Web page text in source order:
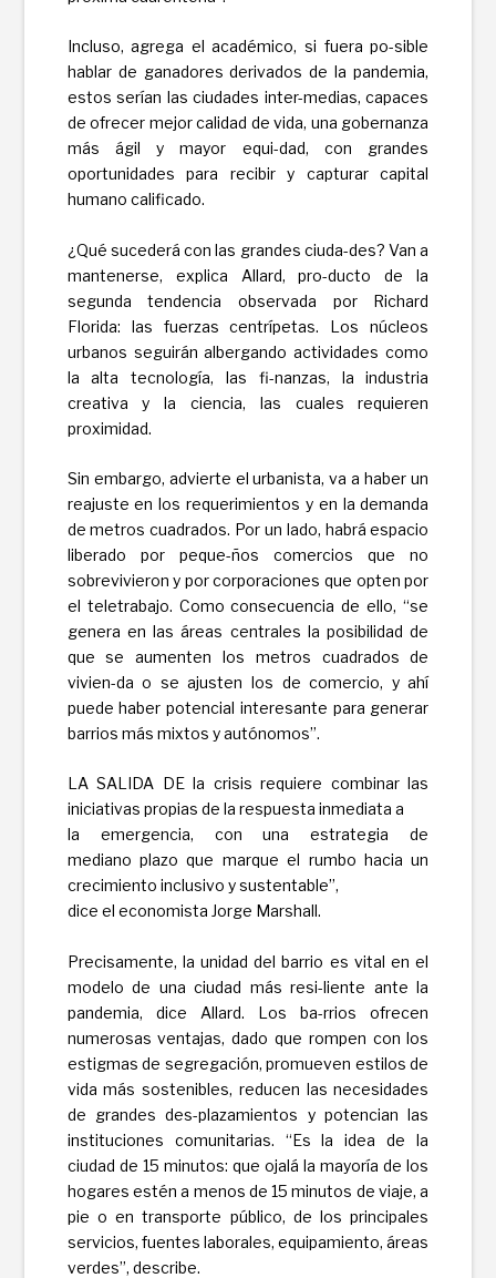
Incluso, agrega el académico, si fuera po-sible
hablar de ganadores derivados de la pandemia,
estos serían las ciudades inter-medias, capaces
de ofrecer mejor calidad de vida, una gobernanza
más ágil y mayor equi-dad, con grandes
oportunidades para recibir y capturar capital
humano calificado.
¿Qué sucederá con las grandes ciuda-des? Van a
mantenerse, explica Allard, pro-ducto de la
segunda tendencia observada por Richard
Florida: las fuerzas centrípetas. Los núcleos
urbanos seguirán albergando actividades como
la alta tecnología, las fi-nanzas, la industria
creativa y la ciencia, las cuales requieren
proximidad.
Sin embargo, advierte el urbanista, va a haber un
reajuste en los requerimientos y en la demanda
de metros cuadrados. Por un lado, habrá espacio
liberado por peque-ños comercios que no
sobrevivieron y por corporaciones que opten por
el teletrabajo. Como consecuencia de ello, “se
genera en las áreas centrales la posibilidad de
que se aumenten los metros cuadrados de
vivien-da o se ajusten los de comercio, y ahí
puede haber potencial interesante para generar
barrios más mixtos y autónomos”.
LA SALIDA DE la crisis requiere combinar las
iniciativas propias de la respuesta inmediata a
la emergencia, con una estrategia de
mediano plazo que marque el rumbo hacia un
crecimiento inclusivo y sustentable”,
dice el economista Jorge Marshall.
Precisamente, la unidad del barrio es vital en el
modelo de una ciudad más resi-liente ante la
pandemia, dice Allard. Los ba-rrios ofrecen
numerosas ventajas, dado que rompen con los
estigmas de segregación, promueven estilos de
vida más sostenibles, reducen las necesidades
de grandes des-plazamientos y potencian las
instituciones comunitarias. “Es la idea de la
ciudad de 15 minutos: que ojalá la mayoría de los
hogares estén a menos de 15 minutos de viaje, a
pie o en transporte público, de los principales
servicios, fuentes laborales, equipamiento, áreas
verdes”, describe.